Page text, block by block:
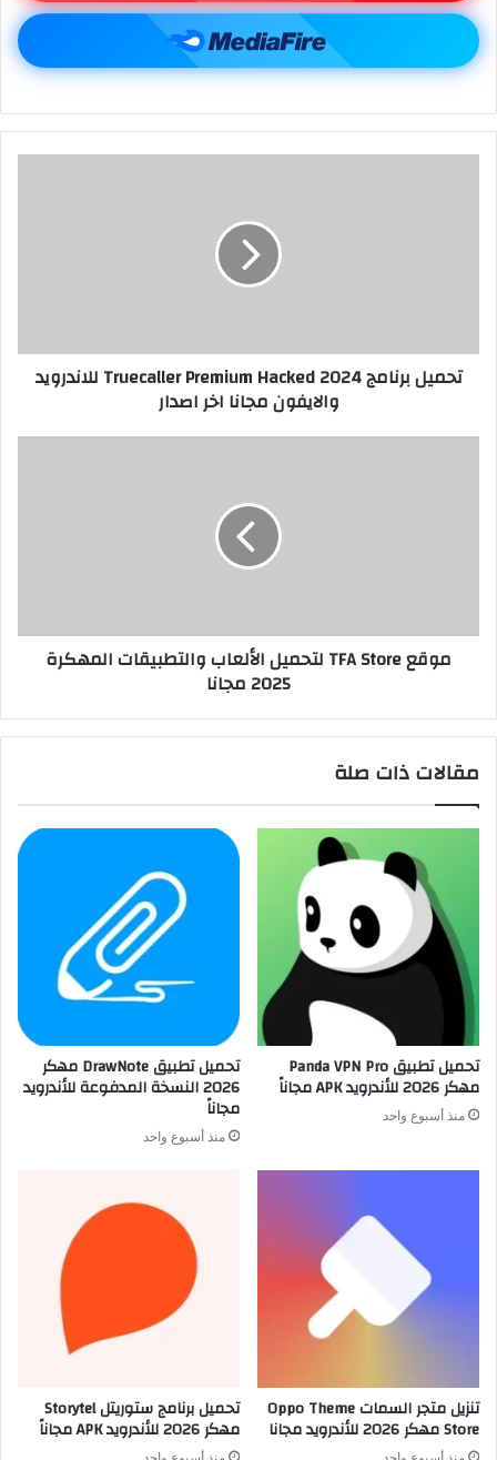
تحميل برنامج Truecaller Premium Hacked 2024 للاندرويد
والايفون مجانا اخر اصدار
موقع TFA Store لتحميل الألعاب والتطبيقات المهكرة
2025 مجانا
مقالات ذات صلة
تحميل تطبيق Panda VPN Pro
مهكر 2026 للأندرويد APK مجاناً
منذ أسبوع واحد
تحميل تطبيق DrawNote مهكر
2026 النسخة المدفوعة للأندرويد
مجاناً
منذ أسبوع واحد
تنزيل متجر السمات Oppo Theme
Store مهكر 2026 للأندرويد مجانا
تحميل برنامج ستوريتل Storytel
مهكر 2026 للأندرويد APK مجاناً